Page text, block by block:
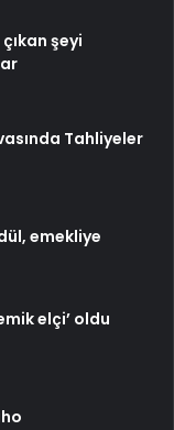
şeyi
Tahliyeler
emekliye
elçi’ oldu